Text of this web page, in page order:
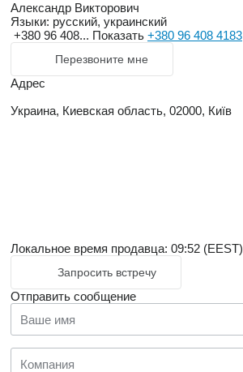
Александр Викторович
Языки: русский, украинский
+380 96 408... Показать +380 96 408 4183
Перезвоните мне
Адрес
Украина, Киевская область, 02000, Київ
Локальное время продавца: 09:52 (EEST)
Запросить встречу
Отправить сообщение